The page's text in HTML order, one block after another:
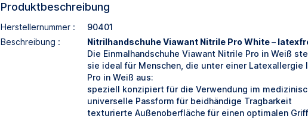
Produktbeschreibung
Herstellernummer :
90401
Beschreibung :
Nitrilhandschuhe Viawant Nitrile Pro White –
Die Einmalhandschuhe Viawant Nitrile Pro in Weiß
sie ideal für Menschen, die unter einer
Pro in Weiß aus:
speziell konzipiert für die Verwendung im
universelle Passform für beidhändige Tragbarkeit
texturierte Außenoberfläche für einen optimalen Griff